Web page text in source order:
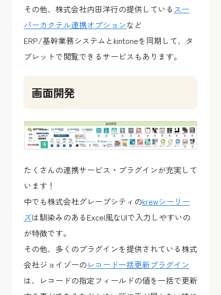
その他、株式会社内田洋行の提供している スー
パーカクテル連携オプションなど
ERP/基幹業務システムとkintoneを同期して、タ
ブレットで閲覧できるサービスもあります。
画面開発
たくさんの連携サービス・プラグインが充実して
います！
中でも株式会社グレープシティのkrewシーリー
ズは馴染みのあるExcel風なUIで入力しやすいの
が特徴です。
その他、多くのプラグインを提供されている株式
会社ジョイゾーの レコード一括更新プラグイン
は、レコードの指定フィールドの値を一括で更新